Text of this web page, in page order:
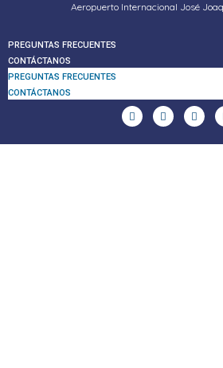
Aeropuerto Internacional José
PREGUNTAS FRECUENTES
CONTÁCTANOS
PREGUNTAS FRECUENTES
CONTÁCTANOS